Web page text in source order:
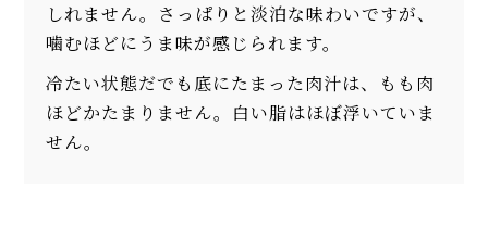
しれません。さっぱりと淡泊な味わいですが、
噛むほどにうま味が感じられます。
冷たい状態だでも底にたまった肉汁は、もも肉
ほどかたまりません。白い脂はほぼ浮いていま
せん。